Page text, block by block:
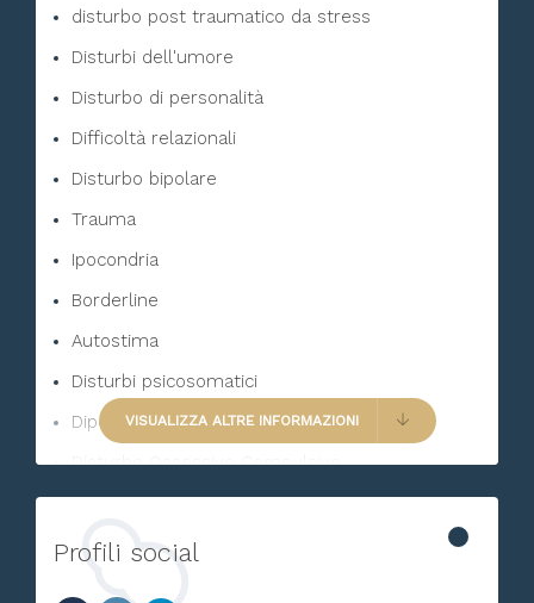
disturbo post traumatico da stress
Disturbi dell'umore
Disturbo di personalità
Difficoltà relazionali
Disturbo bipolare
Trauma
Ipocondria
Borderline
Autostima
Disturbi psicosomatici
Dipendenza affettiva
Disturbo Ossessivo Compulsivo
Dolore
Bulimia
VISUALIZZA ALTRE INFORMAZIONI
Profili social